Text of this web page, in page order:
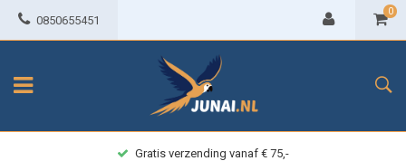
0850655451
0
Gratis verzending vanaf € 75,-